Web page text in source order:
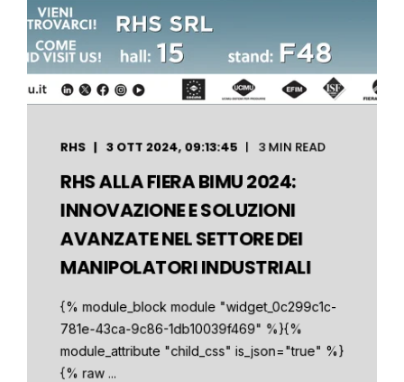
RHS 3 OTT 2024, 09:13:45 3 MIN READ
RHS ALLA FIERA BIMU 2024:
INNOVAZIONE E SOLUZIONI
AVANZATE NEL SETTORE DEI
MANIPOLATORI INDUSTRIALI
{% module_block module "widget_0c299c1c-
781e-43ca-9c86-1db10039f469" %}{%
module_attribute "child_css" is_json="true" %}
{% raw ...